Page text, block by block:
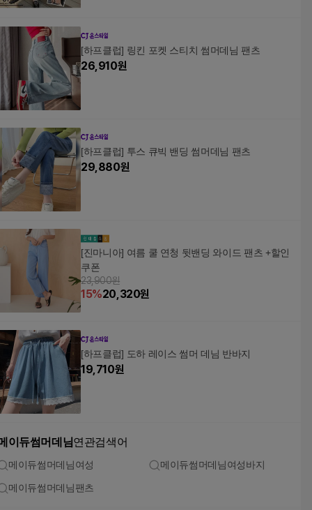
[하프클럽] 링킨 포켓 스티치 썸머데님 팬츠
26,910원
[하프클럽] 투스 큐빅 밴딩 썸머데님 팬츠
29,880원
[진마니아] 여름 쿨 연청 뒷밴딩 와이드 팬츠 +할인
쿠폰
23,900원
15%20,320원
[하프클럽] 도하 레이스 썸머 데님 반바지
19,710원
이듀썸머데님연관검색어
메이듀썸머데님여성 메이듀썸머데님여성바지
메이듀썸머데님팬츠